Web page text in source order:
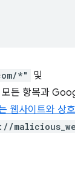
*" 및
든 항목과
웹사이트와 상